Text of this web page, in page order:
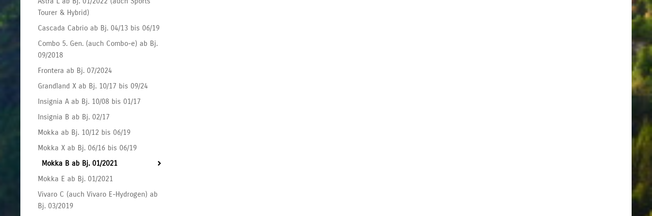
Tourer & Hybrid)
Cascada Cabrio ab Bj. 04/13 bis 06/19
Combo 5. Gen. (auch Combo-e) ab Bj.
09/2018
Frontera ab Bj. 07/2024
Grandland X ab Bj. 10/17 bis 09/24
Insignia A ab Bj. 10/08 bis 01/17
Insignia B ab Bj. 02/17
Mokka ab Bj. 10/12 bis 06/19
Mokka X ab Bj. 06/16 bis 06/19
Mokka B ab Bj. 01/2021
Mokka E ab Bj. 01/2021
Vivaro C (auch Vivaro E-Hydrogen) ab
Bj. 03/2019